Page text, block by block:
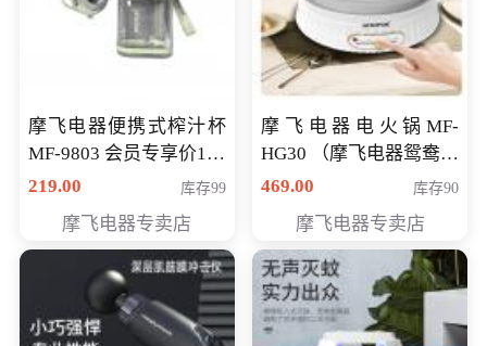
摩飞电器便携式榨汁杯
MF-9803 会员专享价138
元
219.00 库存99
摩飞电器专卖店
摩飞电器电火锅MF-
HG30 （摩飞电器鸳鸯锅
MF-HG30 ） 会员专享价
469.00 库存90
摩飞电器专卖店